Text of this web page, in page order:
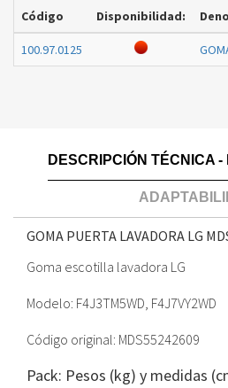
Código Disponibilidad:
100.97.0125
DESCRIPCIÓN TÉCNICA -
GOMA PUERTA LAVADORA LG
Goma escotilla lavadora LG
Modelo: F4J3TM5WD, F4J7VY2WD
Código original: MDS55242609
Pack: Pesos (kg) y medidas